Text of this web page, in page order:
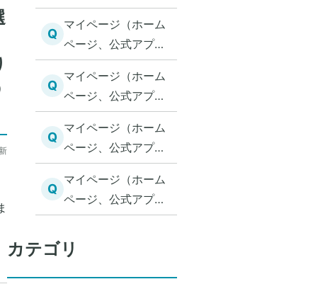
正しいユーザIDとパ
スワードを入力しロ
グインボタンをクリ
ックしてもログイン
できない場合、考え
られる原因を教えて
ください。
Q
マイページ（ホーム
ページ、公式アプ
リ）から「WEB入
力」を選択し共済金
の請求をしていま
す。書類をアップロ
ードする際、「問題
が発生したため、ア
ップロードいただい
た書類の控えを出力
ん。アップロードい
ただいた書類に問題
（破損）があった可
Q
マイページ（ホーム
ページ、公式アプ
リ）から「WEB入
力」を選択し共済金
の請求をしました。
アップロードも完了
し、「請求内容を確
定する」ボタンを押
添付漏れに気付きま
した。追加するには
Q
マイページ（ホーム
ページ、公式アプ
リ）から「WEB入
力」を選択し共済金
の請求をしていま
出来ないファイルが
Q
マイページ（ホーム
ページ、公式アプ
リ）から「WEB入
力」を選択し共済金
の請求をしていま
す。「ファイル内容
カテゴリ